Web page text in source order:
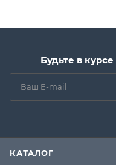
Будьте в
КАТАЛОГ